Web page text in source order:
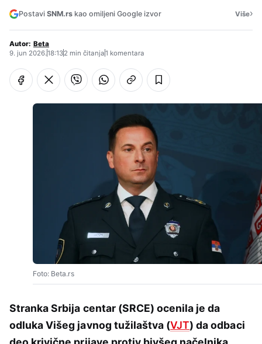
Postavi SNM.rs kao omiljeni Google izvor Više›
Autor: Beta
9. jun 2026.18:132 min čitanja1 komentara
Foto: Beta.rs
Stranka Srbija centar (SRCE) ocenila je da
odluka Višeg javnog tužilaštva (VJT) da odbaci